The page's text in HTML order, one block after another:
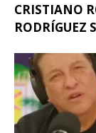
CRISTIANO
RODRÍGUEZ